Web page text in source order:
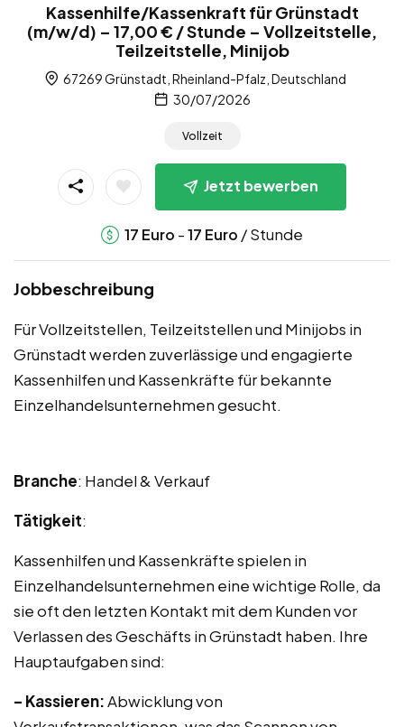
Kassenhilfe/Kassenkraft für Grünstadt
(m/w/d) – 17,00 € / Stunde – Vollzeitstelle,
Teilzeitstelle, Minijob
67269 Grünstadt, Rheinland-Pfalz, Deutschland
30/07/2026
Vollzeit
Jetzt bewerben
17 Euro -17 Euro / Stunde
Jobbeschreibung
Für Vollzeitstellen, Teilzeitstellen und Minijobs in
Grünstadt werden zuverlässige und engagierte
Kassenhilfen und Kassenkräfte für bekannte
Einzelhandelsunternehmen gesucht.
Branche: Handel & Verkauf
Tätigkeit:
Kassenhilfen und Kassenkräfte spielen in
Einzelhandelsunternehmen eine wichtige Rolle, da
sie oft den letzten Kontakt mit dem Kunden vor
Verlassen des Geschäfts in Grünstadt haben. Ihre
Hauptaufgaben sind:
– Kassieren:Abwicklung von